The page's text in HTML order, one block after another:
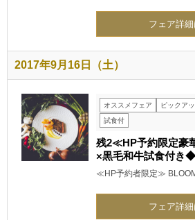
フェア詳
2017年9月16日（土）
オススメフェア ピックア
試食付
残2≪HP予約限定豪
×黒毛和牛試食付き◆
≪HP予約者限定≫
フェア詳